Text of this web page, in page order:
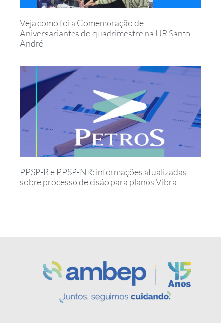
Veja como foi a Comemoração de
Aniversariantes do quadrimestre na UR Santo
André
PPSP-R e PPSP-NR: informações atualizadas
sobre processo de cisão para planos Vibra